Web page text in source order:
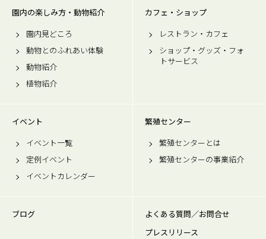
園内の楽しみ方・動物紹介
園内見どころ
動物とのふれあい体験
動物紹介
植物紹介
カフェ・ショップ
レストラン・カフェ
ショップ・グッズ・フォ
トサービス
イベント
イベント一覧
定例イベント
イベントカレンダー
繁殖センター
繁殖センターとは
繁殖センターの事業紹介
ブログ
よくある質問／お問合せ
プレスリリース